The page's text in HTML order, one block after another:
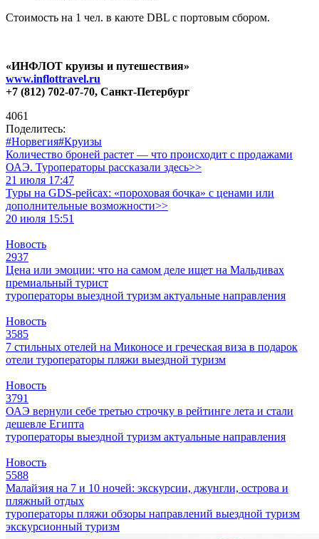
Стоимость на 1 чел. в каюте DBL с портовым сбором.
«ИНФЛОТ круизы и путешествия»
www.inflottravel.ru
+7 (812) 702-07-70, Санкт-Петербург
4061
Поделитесь:
#Норвегия#Круизы
Количество броней растет — что происходит с продажами
ОАЭ. Туроператоры рассказали здесь>>
21 июля 17:47
Туры на GDS-рейсах: «пороховая бочка» с ценами или
дополнительные возможности>>
20 июля 15:51
Новость
2937
Цена или эмоции: что на самом деле ищет на Мальдивах
премиальный турист
туроператоры выездной туризм актуальные направления
Новость
3585
7 стильных отелей на Миконосе и греческая виза в подарок
отели туроператоры пляжи выездной туризм
Новость
3791
ОАЭ вернули себе третью строчку в рейтинге лета и стали
дешевле Египта
туроператоры выездной туризм актуальные направления
Новость
5588
Малайзия на 7 и 10 ночей: экскурсии, джунгли, острова и
пляжный отдых
туроператоры пляжи обзоры направлений выездной туризм
экскурсионный туризм